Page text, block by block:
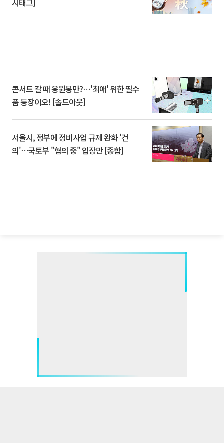
시태그]
콘서트 갈 때 응원봉만?⋯'최애' 위한 필수
품 등장이오! [솔드아웃]
서울시, 정부에 정비사업 규제 완화 '건
의'⋯국토부 "협의 중" 입장만 [종합]